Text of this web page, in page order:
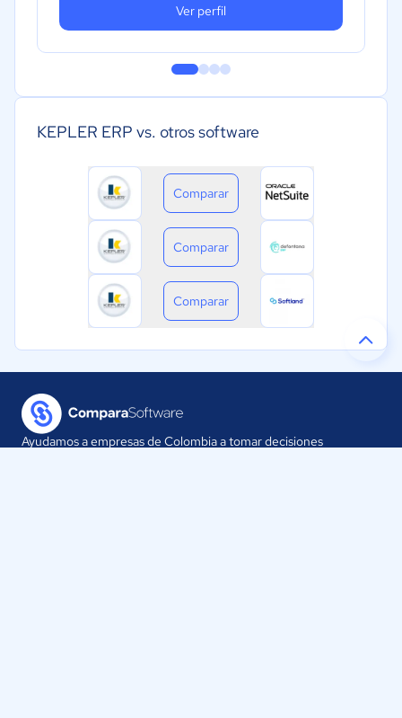
Ver perfil
KEPLER ERP vs. otros software
Comparar
Comparar
Comparar
Ayudamos a empresas de Colombia a tomar decisiones